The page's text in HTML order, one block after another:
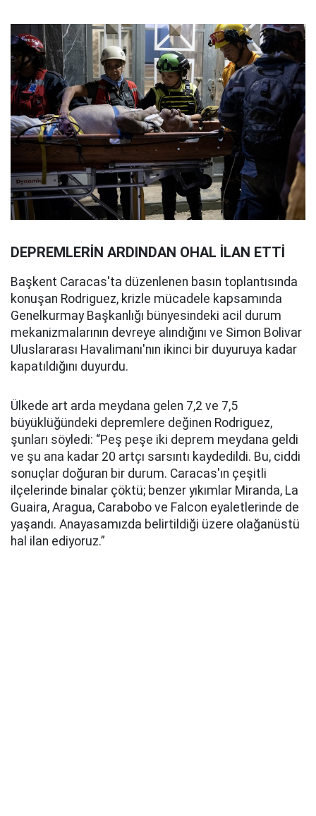
DEPREMLERİN ARDINDAN OHAL İLAN ETTİ
Başkent Caracas'ta düzenlenen basın toplantısında
konuşan Rodriguez, krizle mücadele kapsamında
Genelkurmay Başkanlığı bünyesindeki acil durum
mekanizmalarının devreye alındığını ve Simon Bolivar
Uluslararası Havalimanı'nın ikinci bir duyuruya kadar
kapatıldığını duyurdu.
Ülkede art arda meydana gelen 7,2 ve 7,5
büyüklüğündeki depremlere değinen Rodriguez,
şunları söyledi: “Peş peşe iki deprem meydana geldi
ve şu ana kadar 20 artçı sarsıntı kaydedildi. Bu, ciddi
sonuçlar doğuran bir durum. Caracas'ın çeşitli
ilçelerinde binalar çöktü; benzer yıkımlar Miranda, La
Guaira, Aragua, Carabobo ve Falcon eyaletlerinde de
yaşandı. Anayasamızda belirtildiği üzere olağanüstü
hal ilan ediyoruz.”